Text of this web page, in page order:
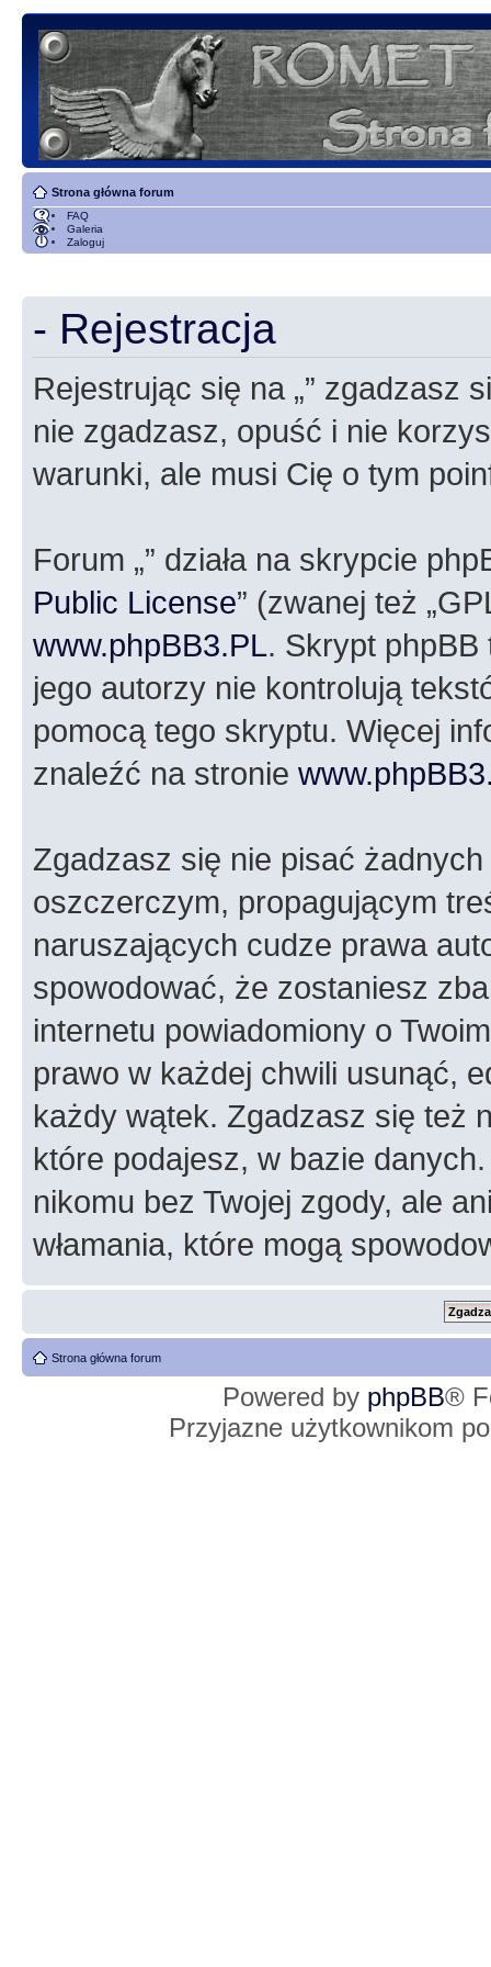
Strona główna forum
FAQ
Galeria
Zaloguj
- Rejestracja
Rejestrując się na „” zgadzasz
nie zgadzasz, opuść i nie
warunki, ale musi Cię o tym
Forum „” działa na skrypcie
Public License” (zwanej też
www.phpBB3.PL. Skrypt phpBB
jego autorzy nie kontrolują
pomocą tego skryptu. Więcej
znaleźć na stronie
Zgadzasz się nie pisać
oszczerczym, propagującym
naruszających cudze prawa
spowodować, że zostaniesz
internetu powiadomiony o
prawo w każdej chwili usunąć,
każdy wątek. Zgadzasz się też
które podajesz, w bazie
nikomu bez Twojej zgody, ale
włamania, które mogą
Strona główna forum
Powered by phpBB®
Przyjazne użytkownikom